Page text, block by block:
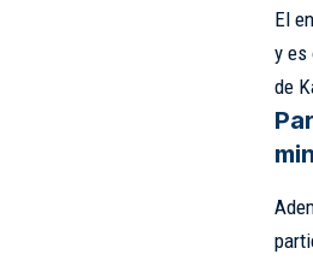
El
y es
de